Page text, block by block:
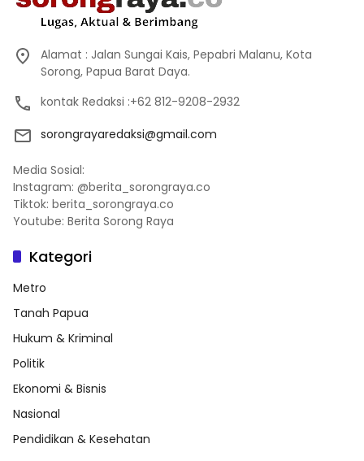
Alamat : Jalan Sungai Kais, Pepabri Malanu, Kota
Sorong, Papua Barat Daya.
kontak Redaksi :+62 812-9208-2932
sorongrayaredaksi@gmail.com
Media Sosial:
Instagram: @berita_sorongraya.co
Tiktok: berita_sorongraya.co
Youtube: Berita Sorong Raya
Kategori
Metro
Tanah Papua
Hukum & Kriminal
Politik
Ekonomi & Bisnis
Nasional
Pendidikan & Kesehatan